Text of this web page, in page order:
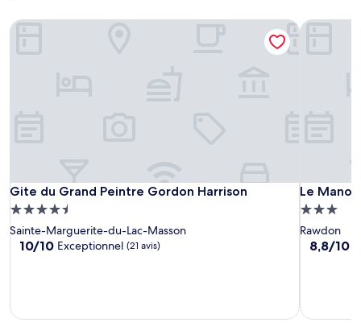
Gite du Grand Peintre Gordon Harrison
Gite du Grand Peintre Gordon Harrison
Hébergement
4.5 étoiles
Sainte-Marguerite-du-Lac-Masson
10.0
10/10 Exceptionnel (21 avis)
Gite du Grand Peintre Gordon Harrison
Le
Le Manoir
3.0 étoiles
Rawdon
8.8
8,8/10
Le Manoir